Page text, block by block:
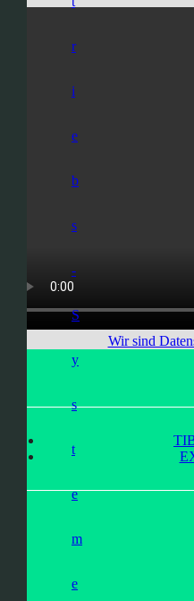
r
i
e
b
s
-
S
y
s
t
e
m
e
Wir sind